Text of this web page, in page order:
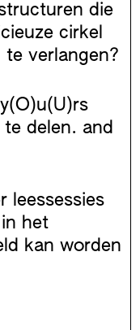
die
cirkel
verlangen?
delen. and
leessessies
het
kan worden